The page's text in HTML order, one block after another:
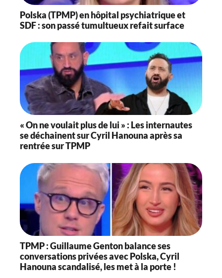
Polska (TPMP) en hôpital psychiatrique et
SDF : son passé tumultueux refait surface
« On ne voulait plus de lui » : Les internautes
se déchainent sur Cyril Hanouna après sa
rentrée sur TPMP
TPMP : Guillaume Genton balance ses
conversations privées avec Polska, Cyril
Hanouna scandalisé, les met à la porte !